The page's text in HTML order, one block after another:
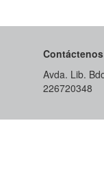
Avda. Lib.
226720348